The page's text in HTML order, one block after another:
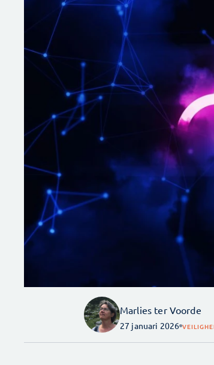
Marlies ter Voorde
27 januari 2026